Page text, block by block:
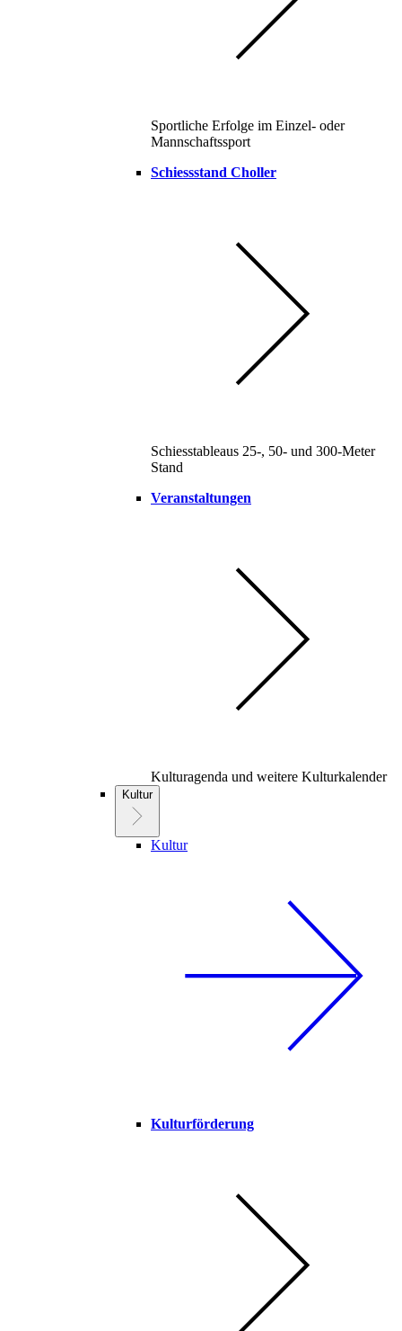
Sportliche Erfolge im Einzel- oder
Mannschaftssport
Schiessstand Choller
Schiesstableaus 25-, 50- und 300-Meter
Stand
Veranstaltungen
Kulturagenda und weitere Kulturkalender
Kultur
Kultur
Kulturförderung